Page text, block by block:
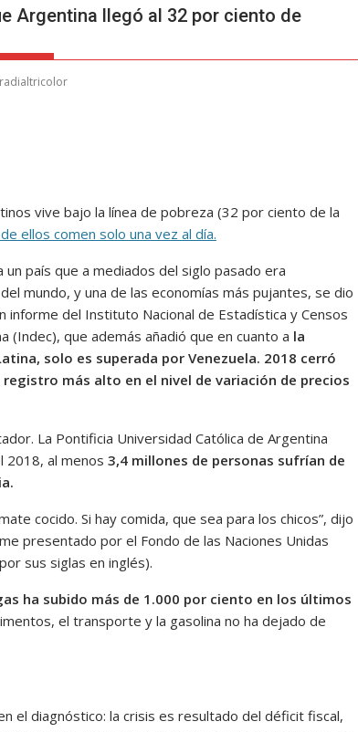
Argentina llegó al 32 por ciento de
vive bajo la línea de pobreza (32 por ciento de la
ellos comen solo una vez al día.
país que a mediados del siglo pasado era
mundo, y una de las economías más pujantes, se dio
informe del Instituto Nacional de Estadística y Censos
(Indec), que además añadió que en cuanto a la
solo es superada por Venezuela. 2018 cerró
más alto en el nivel de variación de precios
La Pontificia Universidad Católica de Argentina
2018, al menos 3,4 millones de personas sufrían de
cocido. Si hay comida, que sea para los chicos”, dijo
presentado por el Fondo de las Naciones Unidas
sus siglas en inglés).
ha subido más de 1.000 por ciento en los últimos
el transporte y la gasolina no ha dejado de
el diagnóstico: la crisis es resultado del déficit fiscal,